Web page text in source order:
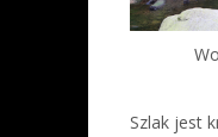
Szlak jest